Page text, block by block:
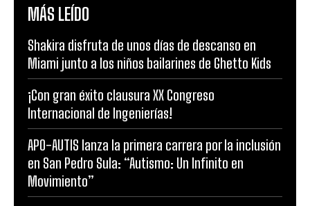
MÁS LEÍDO
Shakira disfruta de unos días de descanso en
Miami junto a los niños bailarines de Ghetto Kids
¡Con gran éxito clausura XX Congreso
Internacional de Ingenierías!
APO-AUTIS lanza la primera carrera por la inclusión
en San Pedro Sula: “Autismo: Un Infinito en
Movimiento”